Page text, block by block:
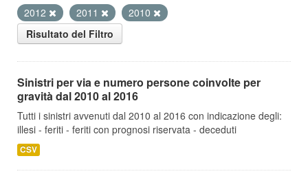
2012
2011
2010
Risultato del Filtro
Sinistri per via e numero persone coinvolte per
gravità dal 2010 al 2016
Tutti i sinistri avvenuti dal 2010 al 2016 con indicazione degli:
illesi - feriti - feriti con prognosi riservata - deceduti
CSV